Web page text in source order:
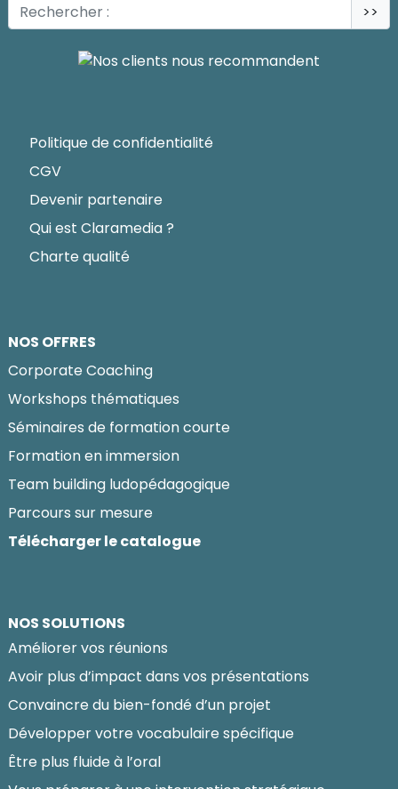
>>
Politique de confidentialité
CGV
Devenir partenaire
Qui est Claramedia ?
Charte qualité
NOS OFFRES
Corporate Coaching
Workshops thématiques
Séminaires de formation courte
Formation en immersion
Team building ludopédagogique
Parcours sur mesure
Télécharger le catalogue
NOS SOLUTIONS
Améliorer vos réunions
Avoir plus d’impact dans vos présentations
Convaincre du bien-fondé d’un projet
Développer votre vocabulaire spécifique
Être plus fluide à l’oral